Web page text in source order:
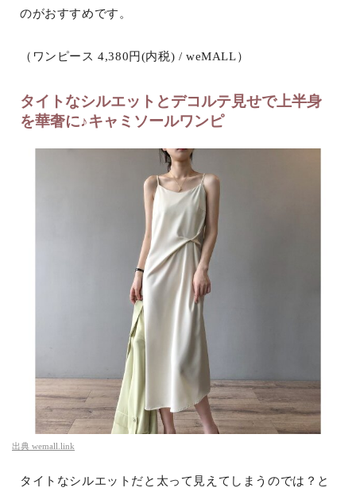
のがおすすめです。
（ワンピース 4,380円(内税) / weMALL）
タイトなシルエットとデコルテ見せで上半身
を華奢に♪キャミソールワンピ
出典 wemall.link
タイトなシルエットだと太って見えてしまうのでは？と